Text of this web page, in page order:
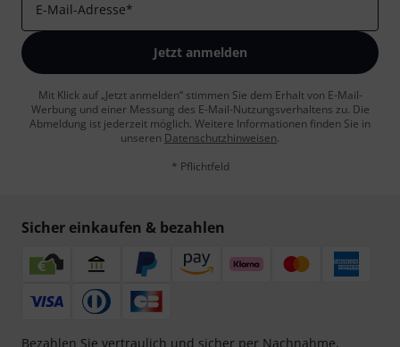
E-Mail-Adresse*
Jetzt anmelden
Mit Klick auf „Jetzt anmelden“ stimmen Sie dem Erhalt von E-Mail-
Werbung und einer Messung des E-Mail-Nutzungsverhaltens zu. Die
Abmeldung ist jederzeit möglich. Weitere Informationen finden Sie in
unseren Datenschutzhinweisen.
* Pflichtfeld
Sicher einkaufen & bezahlen
Bezahlen Sie vertraulich und sicher per Nachnahme,